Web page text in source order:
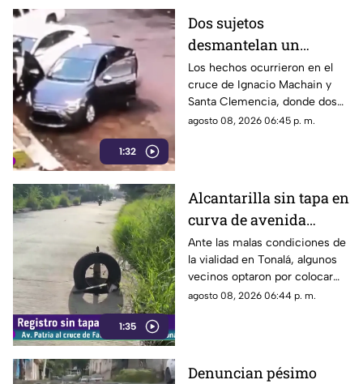
1:32
Dos sujetos
desmantelan un
vehículo a plena luz del
día en Guadalajara
Los hechos ocurrieron en el
cruce de Ignacio Machain y
Santa Clemencia, donde dos
sujetos fueron captados
agosto 08, 2026 06:45 p. m.
1:35
Alcantarilla sin tapa en
curva de avenida
Patria
Ante las malas condiciones de
la vialidad en Tonalá, algunos
vecinos optaron por colocar
una llanta como señalamiento
agosto 08, 2026 06:44 p. m.
Denuncian pésimo